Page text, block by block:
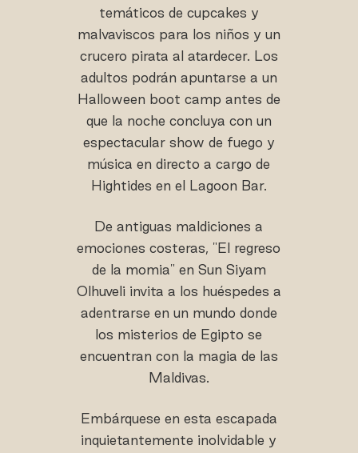
temáticos de cupcakes y
malvaviscos para los niños y un
crucero pirata al atardecer. Los
adultos podrán apuntarse a un
Halloween boot camp antes de
que la noche concluya con un
espectacular show de fuego y
música en directo a cargo de
Hightides en el Lagoon Bar.
De antiguas maldiciones a
emociones costeras, "El regreso
de la momia" en Sun Siyam
Olhuveli invita a los huéspedes a
adentrarse en un mundo donde
los misterios de Egipto se
encuentran con la magia de las
Maldivas.
Embárquese en esta escapada
inquietantemente inolvidable y